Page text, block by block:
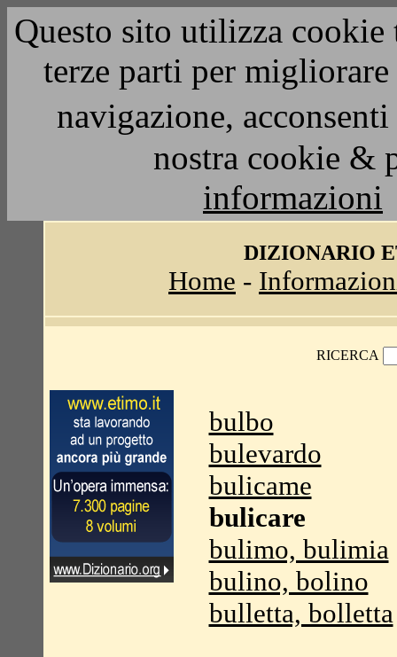
Questo sito utilizza
terze parti per
navigazione,
nostra cookie &
informazioni
DIZIONARIO
Home -
RICERCA
bulbo
bulevardo
bulicame
bulicare
bulimo, bulimia
bulino, bolino
bulletta, bolletta